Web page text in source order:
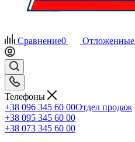
Сравнение0 Отложенные
Телефоны
+38 096 345 60 00Отдел продаж
+38 095 345 60 00
+38 073 345 60 00